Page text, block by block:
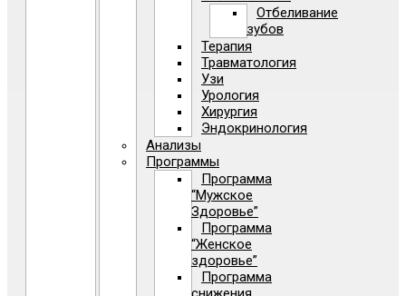
Отбеливание
зубов
Терапия
Травматология
Узи
Урология
Хирургия
Эндокринология
Анализы
Программы
Программа
“Мужское
Здоровье”
Программа
“Женское
здоровье”
Программа